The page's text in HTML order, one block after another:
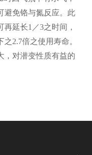
避免铬与氮反应。此
延长1／3之时间，
2.7倍之使用寿命。
，对潜变性质有益的